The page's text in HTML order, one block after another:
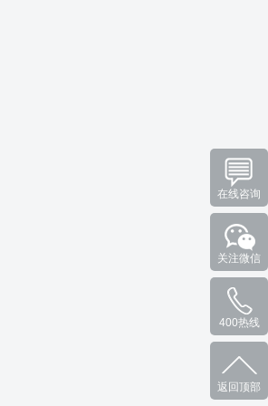
在线咨询
关注微信
400热线
返回顶部